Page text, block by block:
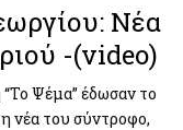
Νέα
-(video)
Ψέμα” έδωσαν το
νέα του σύντροφο,